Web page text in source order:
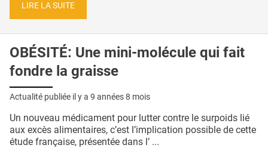
LIRE LA SUITE
OBÉSITÉ: Une mini-molécule qui fait
fondre la graisse
Actualité publiée il y a 9 années 8 mois
Un nouveau médicament pour lutter contre le surpoids lié
aux excès alimentaires, c’est l’implication possible de cette
étude française, présentée dans l’ ...